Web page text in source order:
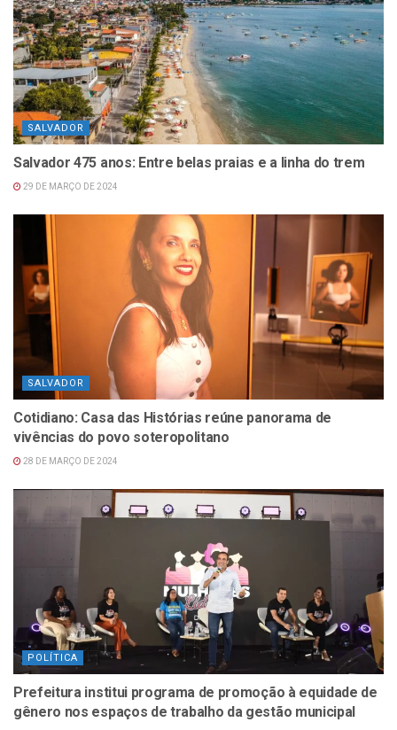
SALVADOR
Salvador 475 anos: Entre belas praias e a linha do trem
29 DE MARÇO DE 2024
SALVADOR
Cotidiano: Casa das Histórias reúne panorama de
vivências do povo soteropolitano
28 DE MARÇO DE 2024
POLÍTICA
Prefeitura institui programa de promoção à equidade de
gênero nos espaços de trabalho da gestão municipal